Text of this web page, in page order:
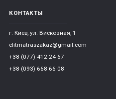
КОНТАКТЫ
г. Киев, ул. Вискозная, 1
elitmatraszakaz@gmail.com
+38 (077) 412 24 67
+38 (093) 668 66 08